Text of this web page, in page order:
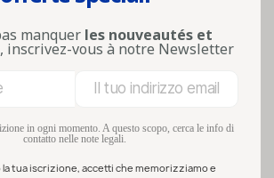
e riutilizzabile ...
manquer les nouveautés et
, inscrivez-vous à notre Newsletter
in ogni momento. A questo scopo, cerca le info di
contatto nelle note legali.
la tua iscrizione, accetti che memorizziamo e